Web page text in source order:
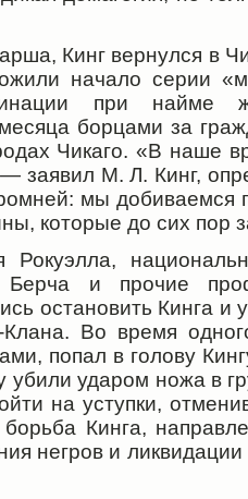
Кинг вернулся в
начало серии
при найме
борцами за
Чикаго. «В наше
заявил М. Л. Кинг,
мы добиваемся
которые до сих пор
Рокуэлла,
и прочие
остановить Кинга и
Клана. Во время
попал в голову
ударом ножа в
на уступки,
борьба Кинга,
негров и